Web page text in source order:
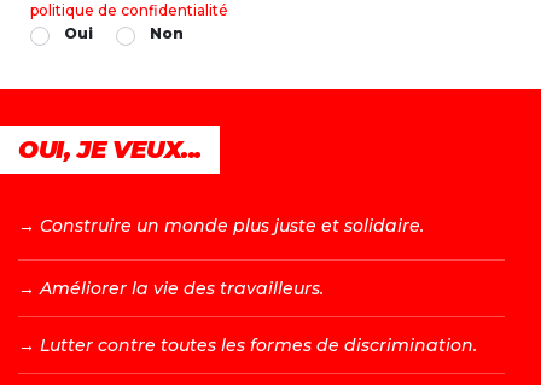
politique de confidentialité
Oui
Non
OUI, JE VEUX...
→ Construire un monde plus juste et solidaire.
→ Améliorer la vie des travailleurs.
→ Lutter contre toutes les formes de discrimination.